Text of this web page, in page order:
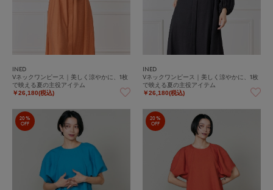
INED
Vネックワンピース｜美しく涼やかに、1枚
で映える夏の主役アイテム
￥26,180(税込)
INED
Vネックワンピース｜美しく涼やかに、1枚
で映える夏の主役アイテム
￥26,180(税込)
20%
OFF
20%
OFF